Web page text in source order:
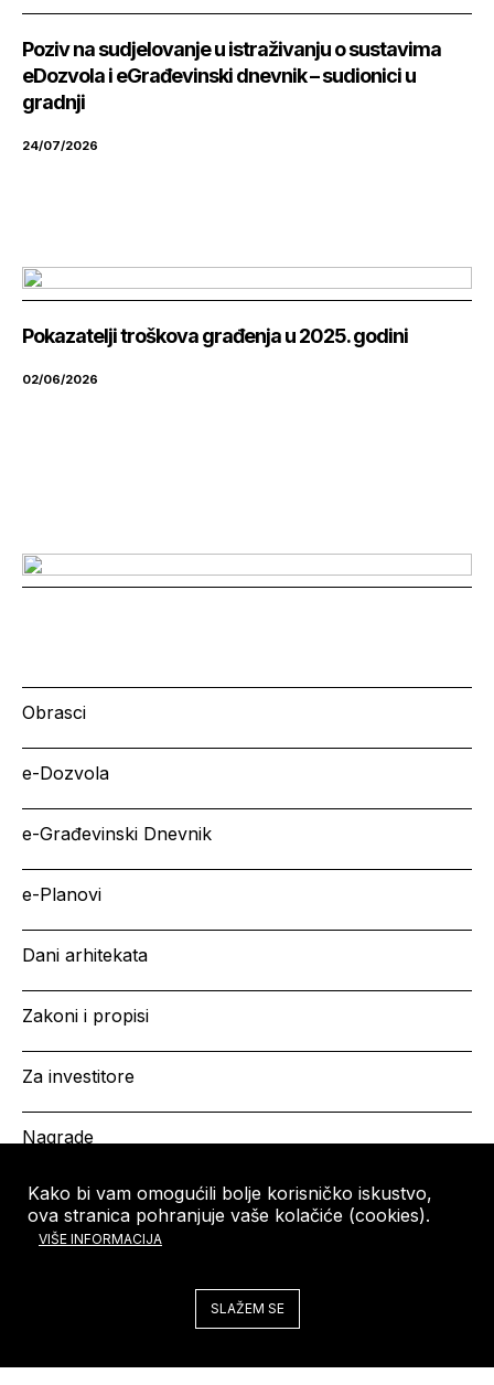
Kako bi vam omogućili bolje korisničko iskustvo,
ova stranica pohranjuje vaše kolačiće (cookies).
VIŠE INFORMACIJA
SLAŽEM SE
Poziv na sudjelovanje u istraživanju o sustavima
eDozvola i eGrađevinski dnevnik – sudionici u
gradnji
24/07/2026
Pokazatelji troškova građenja u 2025. godini
02/06/2026
Obrasci
e-Dozvola
e-Građevinski Dnevnik
e-Planovi
Dani arhitekata
Zakoni i propisi
Za investitore
Nagrade
HRVATSKA KOMORA
ARHITEKATA
Copyright © HKA 2026